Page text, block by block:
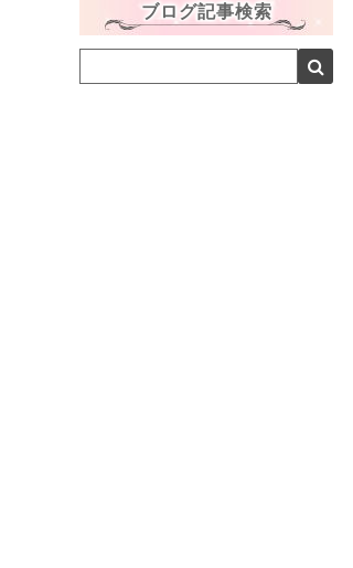
ブログ記事検索